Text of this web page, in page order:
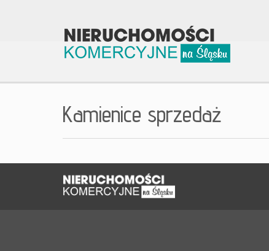
Kamienice sprzedaż